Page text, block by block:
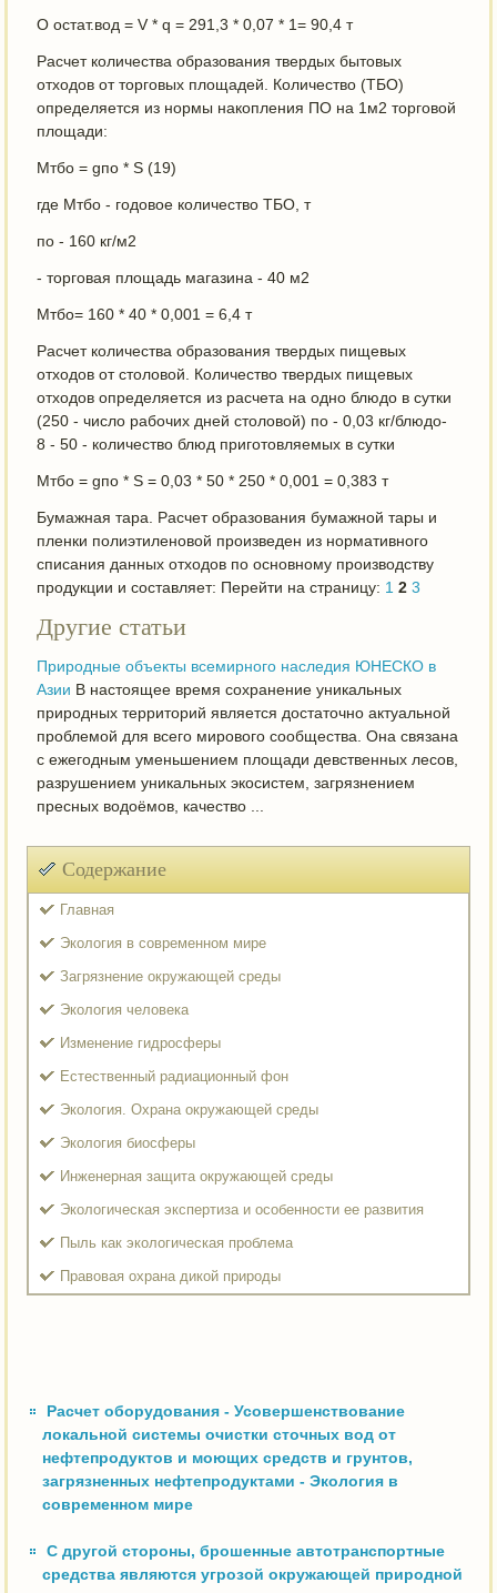
О остат.вод = V * q = 291,3 * 0,07 * 1= 90,4 т
Расчет количества образования твердых бытовых
отходов от торговых площадей. Количество (ТБО)
определяется из нормы накопления ПО на 1м2 торговой
площади:
Мтбо = gпо * S (19)
где Мтбо - годовое количество ТБО, т
по - 160 кг/м2
- торговая площадь магазина - 40 м2
Мтбо= 160 * 40 * 0,001 = 6,4 т
Расчет количества образования твердых пищевых
отходов от столовой. Количество твердых пищевых
отходов определяется из расчета на одно блюдо в сутки
(250 - число рабочих дней столовой) по - 0,03 кг/блюдо-
8 - 50 - количество блюд приготовляемых в сутки
Мтбо = gпо * S = 0,03 * 50 * 250 * 0,001 = 0,383 т
Бумажная тара. Расчет образования бумажной тары и
пленки полиэтиленовой произведен из нормативного
списания данных отходов по основному производству
продукции и составляет: Перейти на страницу: 1 2 3
Другие статьи
Природные объекты всемирного наследия ЮНЕСКО в
Азии В настоящее время сохранение уникальных
природных территорий является достаточно актуальной
проблемой для всего мирового сообщества. Она связана
с ежегодным уменьшением площади девственных лесов,
разрушением уникальных экосистем, загрязнением
пресных водоёмов, качество ...
Содержание
Главная
Экология в современном мире
Загрязнение окружающей среды
Экология человека
Изменение гидросферы
Естественный радиационный фон
Экология. Охрана окружающей среды
Экология биосферы
Инженерная защита окружающей среды
Экологическая экспертиза и особенности ее развития
Пыль как экологическая проблема
Правовая охрана дикой природы
Расчет оборудования - Усовершенствование
локальной системы очистки сточных вод от
нефтепродуктов и моющих средств и грунтов,
загрязненных нефтепродуктами - Экология в
современном мире
С другой стороны, брошенные автотранспортные
средства являются угрозой окружающей природной